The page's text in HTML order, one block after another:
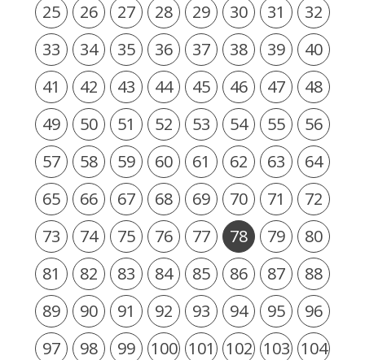
25
26 27 28 29 30 31
32
33
34 35 36 37 38 39
40
41
42 43 44 45 46 47
48
49
50 51 52 53 54 55
56
57
58 59 60 61 62 63
64
65
66 67 68 69 70 71
72
73
74 75 76 77 78 79
80
81
82 83 84 85 86 87
88
89
90 91 92 93 94 95
96
97
98 99 100 101 102 103 104